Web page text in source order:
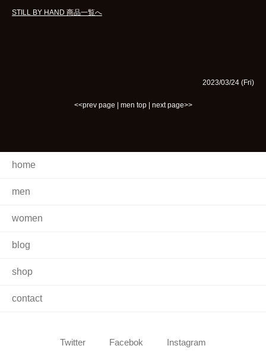
STILL BY HAND 商品一覧へ
2023/03/24 (Fri)
<<prev page | men top| next page>>
home
men
women
blog
shop
contact
Twitter Facebok Instagram